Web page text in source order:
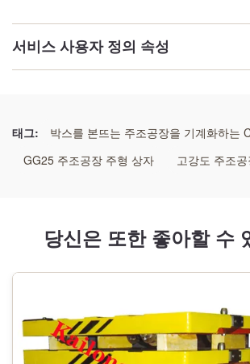
서비스 사용자 정의 속성
재료:
차원:
레우이레먼트 고객으로서
고객' Ｓ 그림으로서
태그:
박스를 본뜨는 주조공장을 기계화하는
GG25 주조공장 주형 상자
고강도 주조
당신은 또한 좋아할 수